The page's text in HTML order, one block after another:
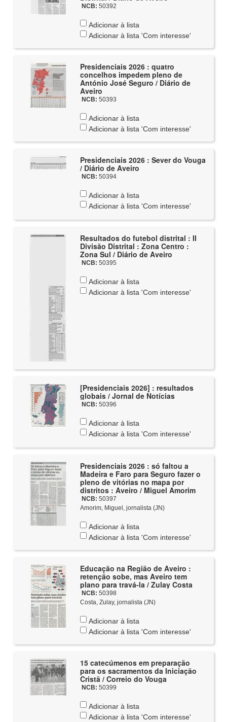
NCB: 50392
Adicionar à lista
Adicionar à lista 'Com interesse'
Presidenciais 2026 : quatro
concelhos impedem pleno de
António José Seguro / Diário de
Aveiro
NCB: 50393
Adicionar à lista
Adicionar à lista 'Com interesse'
Presidenciais 2026 : Sever do Vouga
/ Diário de Aveiro
NCB: 50394
Adicionar à lista
Adicionar à lista 'Com interesse'
Resultados do futebol distrital : II
Divisão Distrital : Zona Centro :
Zona Sul / Diário de Aveiro
NCB: 50395
Adicionar à lista
Adicionar à lista 'Com interesse'
[Presidenciais 2026] : resultados
globais / Jornal de Notícias
NCB: 50396
Adicionar à lista
Adicionar à lista 'Com interesse'
Presidenciais 2026 : só faltou a
Madeira e Faro para Seguro fazer o
pleno de vitórias no mapa por
distritos : Aveiro / Miguel Amorim
NCB: 50397
Amorim, Miguel, jornalista (JN)
Adicionar à lista
Adicionar à lista 'Com interesse'
Educação na Região de Aveiro :
retenção sobe, mas Aveiro tem
plano para travá-la / Zulay Costa
NCB: 50398
Costa, Zulay, jornalista (JN)
Adicionar à lista
Adicionar à lista 'Com interesse'
15 catecúmenos em preparação
para os sacramentos da Iniciação
Cristã / Correio do Vouga
NCB: 50399
Adicionar à lista
Adicionar à lista 'Com interesse'